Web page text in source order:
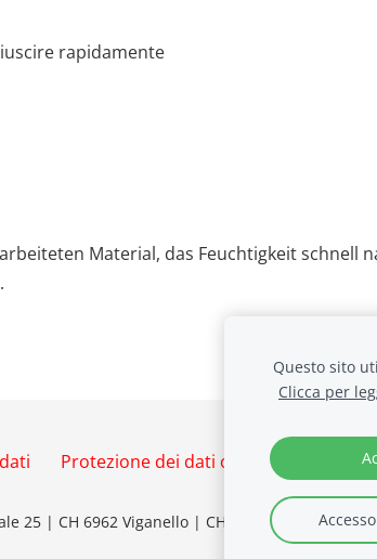
rapidamente
Material, das Feuchtigkeit schnell
Protezione dei dati online
25 | CH 6962 Viganello | CHE-112.750.663 IVA |
Questo sito
Clicca per